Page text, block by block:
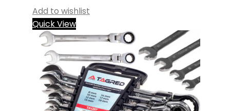
Add to wishlist
Quick View